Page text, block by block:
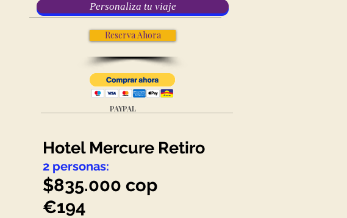
Personaliza tu viaje
Reserva Ahora
PAYPAL
Hotel Mercure Retiro
2 personas:
$835.000 cop
€194